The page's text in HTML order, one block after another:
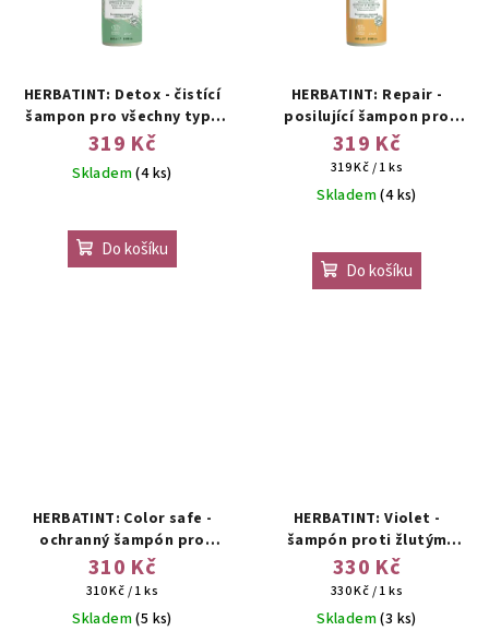
HERBATINT: Detox - čistící
šampon pro všechny typy
vlasů
319 Kč
Skladem(4 ks)
Do košíku
HERBATINT: Repair -
posilující šampon pro
slabé nebo poškozené
vlasy
319 Kč
Měrná
cena:
319 Kč / 1 ks
Skladem(4 ks)
Do košíku
HERBATINT: Color safe -
ochranný šampón pro
barvené vlasy
310 Kč
Měrná
cena:
310 Kč / 1 ks
Skladem(5 ks)
HERBATINT: Violet -
šampón proti žlutým
tónům
330 Kč
Měrná
cena:
330 Kč / 1 ks
Skladem(3 ks)